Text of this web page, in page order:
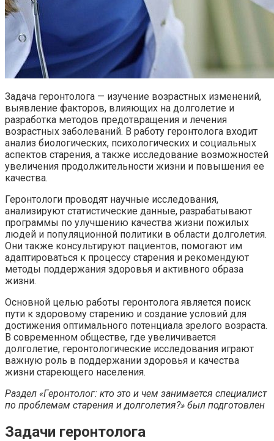
Задача геронтолога — изучение возрастных изменений,
выявление факторов, влияющих на долголетие и
разработка методов предотвращения и лечения
возрастных заболеваний. В работу геронтолога входит
анализ биологических, психологических и социальных
аспектов старения, а также исследование возможностей
увеличения продолжительности жизни и повышения ее
качества.
Геронтологи проводят научные исследования,
анализируют статистические данные, разрабатывают
программы по улучшению качества жизни пожилых
людей и популяционной политики в области долголетия.
Они также консультируют пациентов, помогают им
адаптироваться к процессу старения и рекомендуют
методы поддержания здоровья и активного образа
жизни.
Основной целью работы геронтолога является поиск
пути к здоровому старению и создание условий для
достижения оптимального потенциала зрелого возраста.
В современном обществе, где увеличивается
долголетие, геронтологические исследования играют
важную роль в поддержании здоровья и качества
жизни стареющего населения.
Раздел «Геронтолог: кто это и чем занимается специалист
по проблемам старения и долголетия?» был подготовлен
Задачи геронтолога